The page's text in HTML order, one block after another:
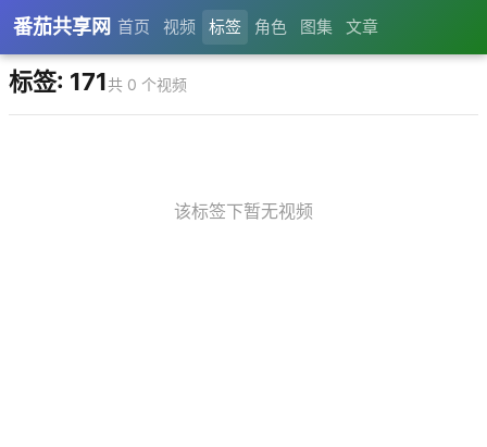
番茄共享网 首页 视频 标签 角色 图集 文章
标签: 171共 0 个视频
该标签下暂无视频